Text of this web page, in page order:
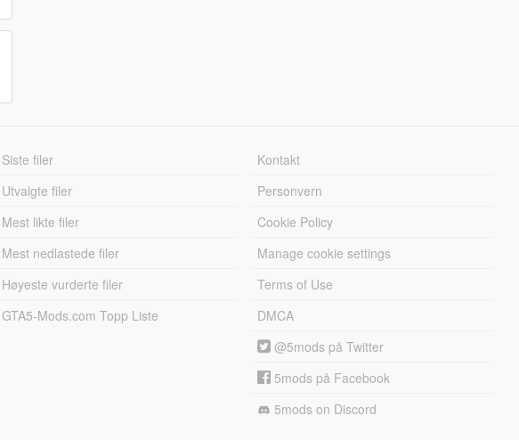
Siste filer
Utvalgte filer
Mest likte filer
Mest nedlastede filer
Høyeste vurderte filer
GTA5-Mods.com Topp Liste
Kontakt
Personvern
Cookie Policy
Manage cookie settings
Terms of Use
DMCA
@5mods på Twitter
5mods på Facebook
5mods on Discord